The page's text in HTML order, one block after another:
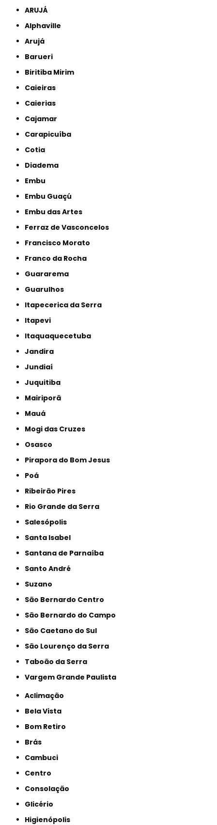
ARUJÁ
Alphaville
Arujá
Barueri
Biritiba Mirim
Caieiras
Caierias
Cajamar
Carapicuíba
Cotia
Diadema
Embu
Embu Guaçú
Embu das Artes
Ferraz de Vasconcelos
Francisco Morato
Franco da Rocha
Guararema
Guarulhos
Itapecerica da Serra
Itapevi
Itaquaquecetuba
Jandira
Jundiaí
Juquitiba
Mairiporã
Mauá
Mogi das Cruzes
Osasco
Pirapora do Bom Jesus
Poá
Ribeirão Pires
Rio Grande da Serra
Salesópolis
Santa Isabel
Santana de Parnaíba
Santo André
Suzano
São Bernardo Centro
São Bernardo do Campo
São Caetano do Sul
São Lourenço da Serra
Taboão da Serra
Vargem Grande Paulista
Aclimação
Bela Vista
Bom Retiro
Brás
Cambuci
Centro
Consolação
Glicério
Higienópolis